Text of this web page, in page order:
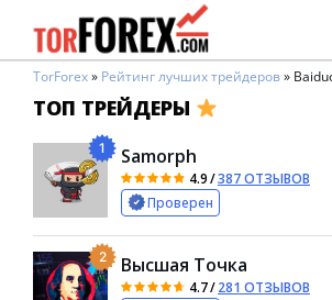
TorForex» Рейтинг лучших трейдеров»
ТОП ТРЕЙДЕРЫ
1 Samorph
4.9/387 ОТЗЫВОВ
Проверен
2 Высшая Точка
4.7/281 ОТЗЫВОВ